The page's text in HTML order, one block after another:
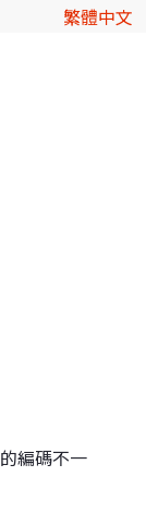
繁體中文
編碼不一